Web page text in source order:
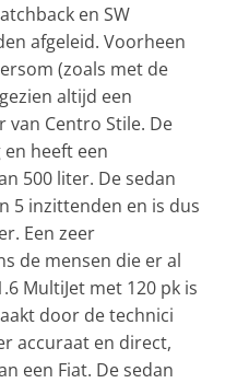
en SW
afgeleid. Voorheen
(zoals met de
altijd een
Centro Stile. De
en heeft een
500 liter. De sedan
5 inzittenden en is dus
Een zeer
de mensen die er al
MultiJet met 120 pk is
door de technici
accuraat en direct,
een Fiat. De sedan